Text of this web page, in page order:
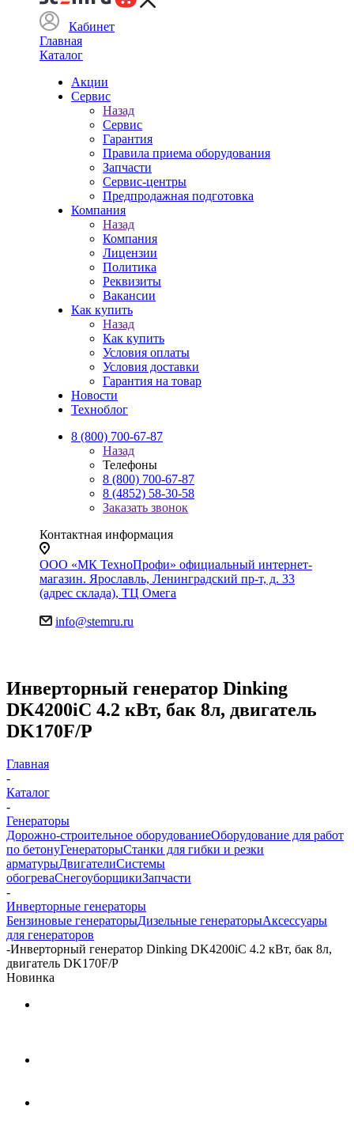
Кабинет
Главная
Каталог
Акции
Сервис
Назад
Сервис
Гарантия
Правила приема оборудования
Запчасти
Сервис-центры
Предпродажная подготовка
Компания
Назад
Компания
Лицензии
Политика
Реквизиты
Вакансии
Как купить
Назад
Как купить
Условия оплаты
Условия доставки
Гарантия на товар
Новости
Техноблог
8 (800) 700-67-87
Назад
Телефоны
8 (800) 700-67-87
8 (4852) 58-30-58
Заказать звонок
Контактная информация
ООО «МК ТехноПрофи» официальный интернет-
магазин. Ярославль, Ленинградский пр-т, д. 33
(адрес склада), ТЦ Омега
info@stemru.ru
Инверторный генератор Dinking
DK4200iC 4.2 кВт, бак 8л, двигатель
DK170F/P
Главная
-
Каталог
-
Генераторы
Дорожно-строительное оборудованиеОборудование для работ
по бетонуГенераторыСтанки для гибки и резки
арматурыДвигателиСистемы
обогреваСнегоуборщикиЗапчасти
-
Инверторные генераторы
Бензиновые генераторыДизельные генераторыАксессуары
для генераторов
-Инверторный генератор Dinking DK4200iC 4.2 кВт, бак 8л,
двигатель DK170F/P
Новинка